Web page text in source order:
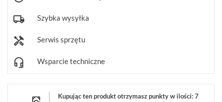
ALARM
(6)
(1)
Szybka wysyłka
Serwis sprzętu
Wsparcie techniczne
Kupując ten produkt otrzymasz punkty w ilości: 7